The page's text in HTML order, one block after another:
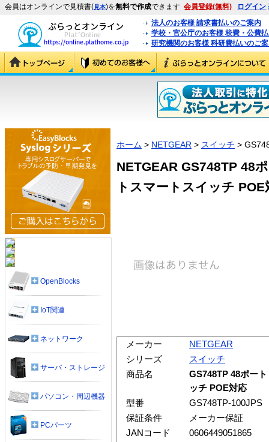
会員はオンラインで見積書(見本)を無料で作成できます 会員登録(無料) ログイン
法人のお客様 請求書払いのご案内
学校・官公庁のお客様 校費・公費
研究機関のお客様 科研費払いのご
ホーム > NETGEAR > スイッチ >
NETGEAR GS748TP 48
トスマートスイッチ
メーカー
NETGEAR
シリーズ
スイッチ
商品名
GS748TP 48ポー
ッチ POE対応
型番
GS748TP-100JPS
保証条件
メーカー保証
JANコード
0606449051865
OpenBlocks
IoT関連
ネットワーク
サーバ・ストレージ
パソコン・周辺機器
PCパーツ